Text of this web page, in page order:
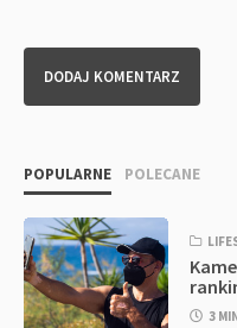
POPULARNE POLECANE
3